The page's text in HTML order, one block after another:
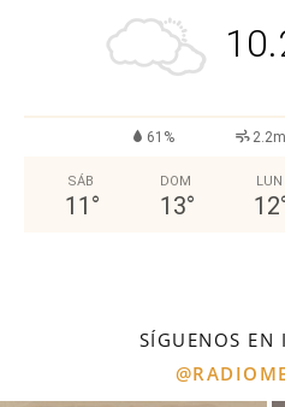
61%
SÁB
11 °
DOM
13°
LUN
12
SÍGUENOS EN